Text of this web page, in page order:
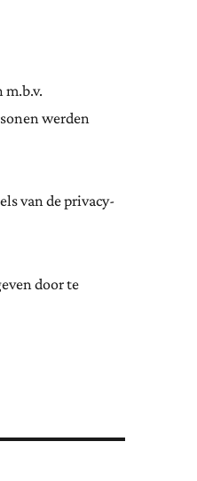
werden
van de privacy-
door te